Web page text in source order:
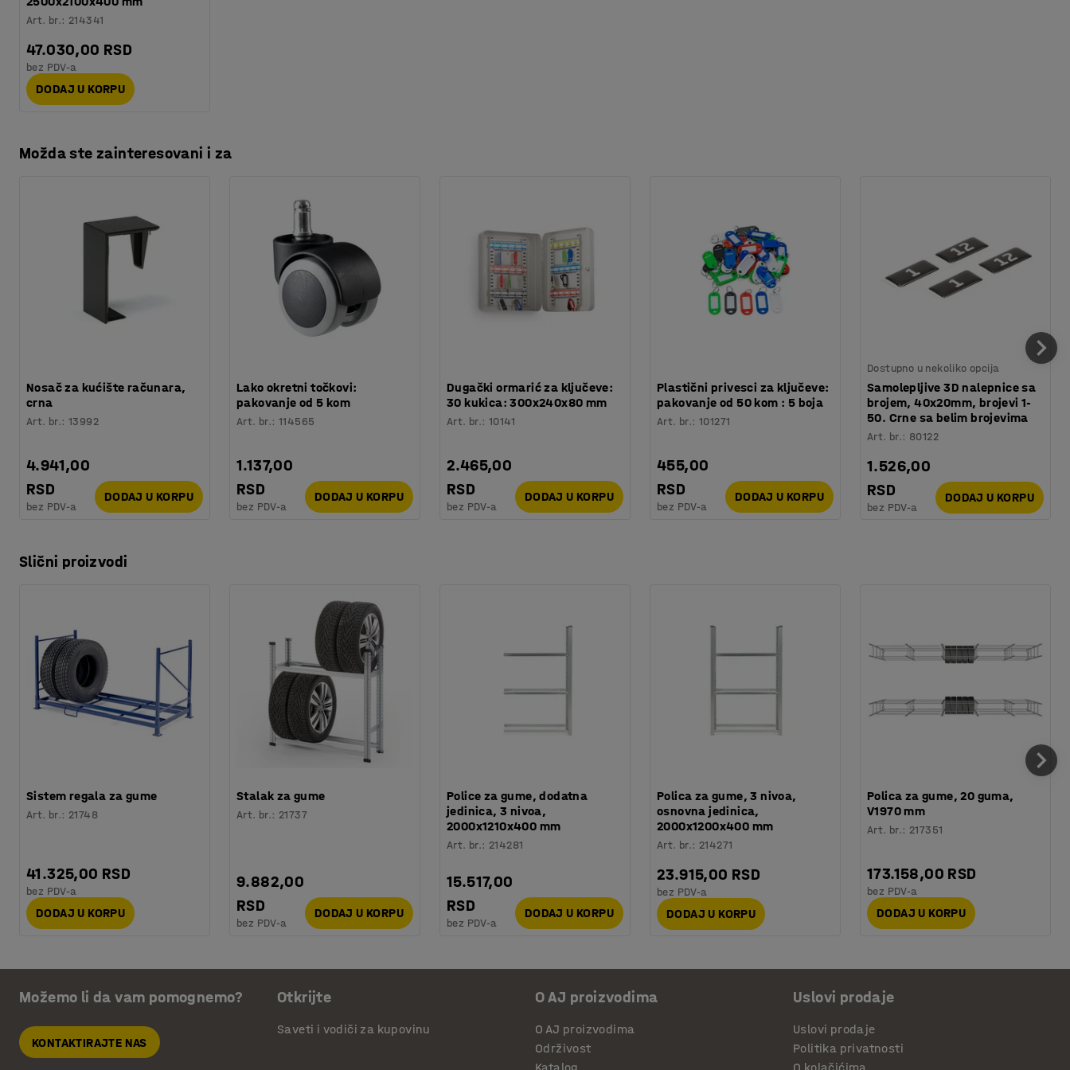
Art. br.: 214341
47.030,00 RSD
bez PDV-a
DODAJ U KORPU
Možda ste zainteresovani i za
Nosač za kućište računara,
crna
Art. br.:13992
4.941,00
RSD
bez PDV-a
DODAJ U KORPU
Lako okretni točkovi:
pakovanje od 5 kom
Art. br.:114565
1.137,00
RSD
bez PDV-a
DODAJ U KORPU
Dugački ormarić za ključeve:
30 kukica: 300x240x80 mm
Art. br.:10141
2.465,00
RSD
bez PDV-a
DODAJ U KORPU
Plastični privesci za ključeve:
pakovanje od 50 kom : 5 boja
Art. br.:101271
455,00
RSD
bez PDV-a
DODAJ U KORPU
Dostupno u nekoliko opcija
Samolepljive 3D nalepnice sa
brojem, 40x20mm, brojevi 1-
50. Crne sa belim brojevima
Art. br.: 80122
1.526,00
RSD
bez PDV-a
DODAJ U KORPU
Slični proizvodi
Sistem regala za gume
Art. br.: 21748
41.325,00 RSD
bez PDV-a
DODAJ U KORPU
Stalak za gume
Art. br.: 21737
9.882,00
RSD
bez PDV-a
DODAJ U KORPU
Police za gume, dodatna
jedinica, 3 nivoa,
2000x1210x400 mm
Art. br.: 214281
15.517,00
RSD
bez PDV-a
DODAJ U KORPU
Polica za gume, 3 nivoa,
osnovna jedinica,
2000x1200x400 mm
Art. br.: 214271
23.915,00 RSD
bez PDV-a
DODAJ U KORPU
Polica za gume, 20 guma,
V1970 mm
Art. br.: 217351
173.158,00 RSD
bez PDV-a
DODAJ U KORPU
Možemo li da vam pomognemo?
KONTAKTIRAJTE NAS
Otkrijte
Saveti i vodiči za kupovinu
O AJ proizvodima
O AJ proizvodima
Održivost
Uslovi prodaje
Uslovi prodaje
Politika privatnosti